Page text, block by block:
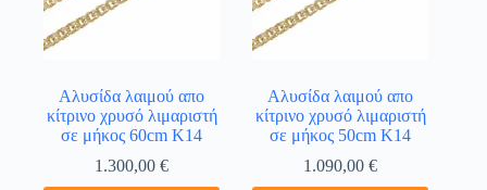
Αλυσίδα λαιμού απο
κίτρινο χρυσό λιμαριστή
σε μήκος 60cm Κ14
1.300,00€
Αλυσίδα λαιμού απο
κίτρινο χρυσό λιμαριστή
σε μήκος 50cm Κ14
1.090,00€